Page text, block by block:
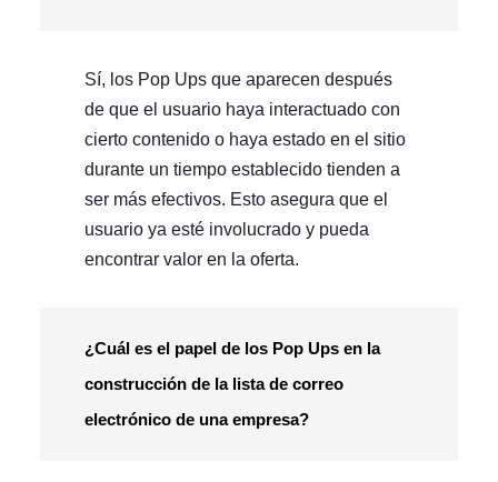
Sí, los Pop Ups que aparecen después
de que el usuario haya interactuado con
cierto contenido o haya estado en el sitio
durante un tiempo establecido tienden a
ser más efectivos. Esto asegura que el
usuario ya esté involucrado y pueda
encontrar valor en la oferta.
¿Cuál es el papel de los Pop Ups en la
construcción de la lista de correo
electrónico de una empresa?